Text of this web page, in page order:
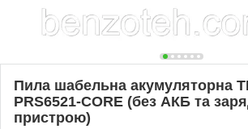
Пила шабельна акумуляторна
PRS6521-CORE (без АКБ та
пристрою)